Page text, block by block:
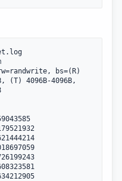
bs=(R)
(T) 4096B-4096B,